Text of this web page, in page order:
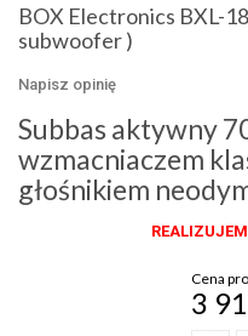
BOX Electronics BXL-
subwoofer )
Napisz opinię
Subbas aktywny
wzmacniaczem
głośnikiem
Cena
3